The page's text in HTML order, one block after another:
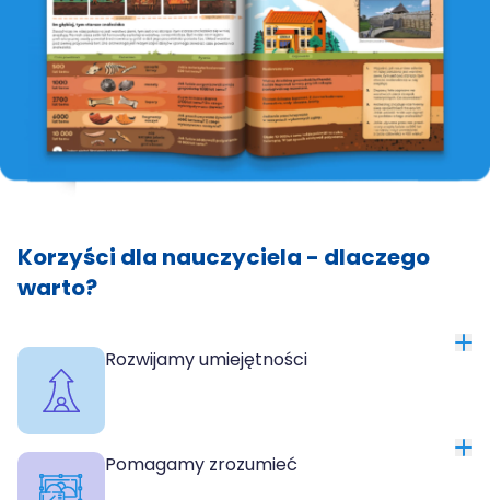
Korzyści dla nauczyciela - dlaczego
warto?
Rozwijamy umiejętności
Pomagamy zrozumieć